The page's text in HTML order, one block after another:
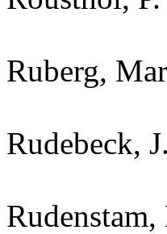
Ruberg,
Rudebeck,